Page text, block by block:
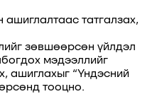
ашиглалтаас татгалзах,
зөвшөөрсөн үйлдэл
мэдээллийг
ашиглахыг “Үндэсний
тооцно.